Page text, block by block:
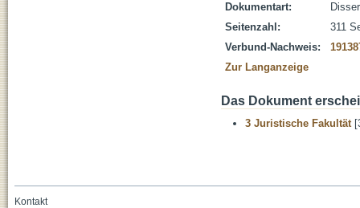
Dokumentart:
Seitenzahl:
311
Verbund-Nachweis:
Zur Langanzeige
Das Dokument
3 Juristische Fakultät
Kontakt